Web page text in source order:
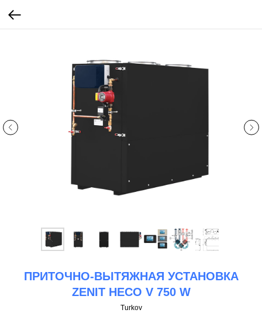
ПРИТОЧНО-ВЫТЯЖНАЯ УСТАНОВКА
ZENIT HECO V 750 W
Turkov